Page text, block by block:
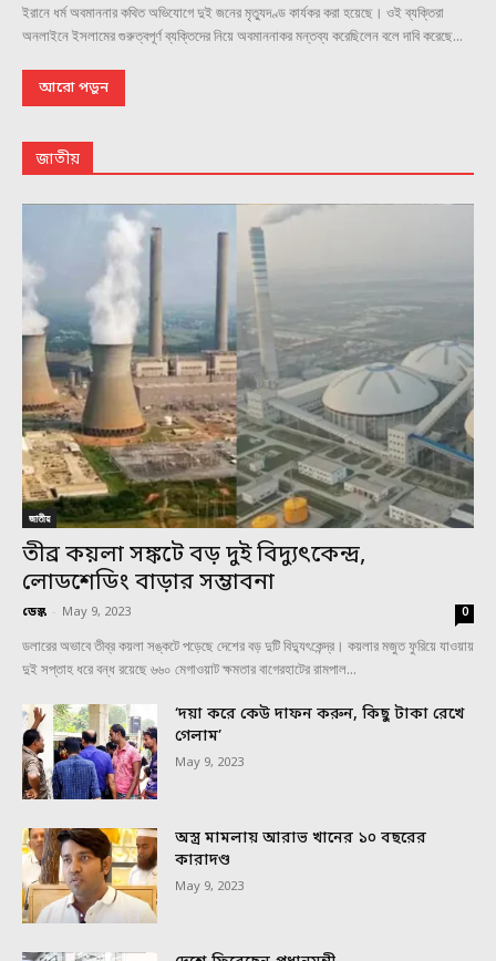
ইরানে ধর্ম অবমাননার কথিত অভিযোগে দুই জনের মৃত্যুদণ্ড কার্যকর করা হয়েছে। ওই ব্যক্তিরা
অনলাইনে ইসলামের গুরুত্বপূর্ণ ব্যক্তিদের নিয়ে অবমাননাকর মন্তব্য করেছিলেন বলে দাবি করেছে...
আরো পড়ুন
জাতীয়
জাতীয়
তীব্র কয়লা সঙ্কটে বড় দুই বিদ্যুৎকেন্দ্র,
লোডশেডিং বাড়ার সম্ভাবনা
ডেস্ক - May 9, 2023 0
ডলারের অভাবে তীব্র কয়লা সঙ্কটে পড়েছে দেশের বড় দুটি বিদ্যুৎকেন্দ্র। কয়লার মজুত ফুরিয়ে যাওয়ায়
দুই সপ্তাহ ধরে বন্ধ রয়েছে ৬৬০ মেগাওয়াট ক্ষমতার বাগেরহাটের রামপাল...
‘দয়া করে কেউ দাফন করুন, কিছু টাকা রেখে
গেলাম’
May 9, 2023
অস্ত্র মামলায় আরাভ খানের ১০ বছরের
কারাদণ্ড
May 9, 2023